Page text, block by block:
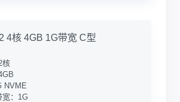
4核 4GB 1G带宽 C型
核
NVME
宽：1G